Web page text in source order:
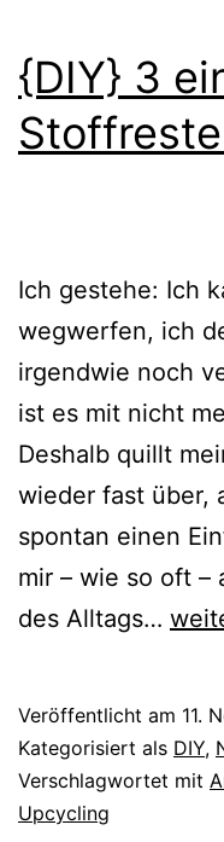
{DIY} 3
Ich gestehe: Ich
wegwerfen, ich
irgendwie noch
ist es mit nicht
Deshalb quillt
wieder fast über,
spontan einen
mir – wie so oft –
des Alltags… {DIY}
Veröffentlicht am 11.
Kategorisiert als DIY,
Verschlagwortet mit
Upcycling